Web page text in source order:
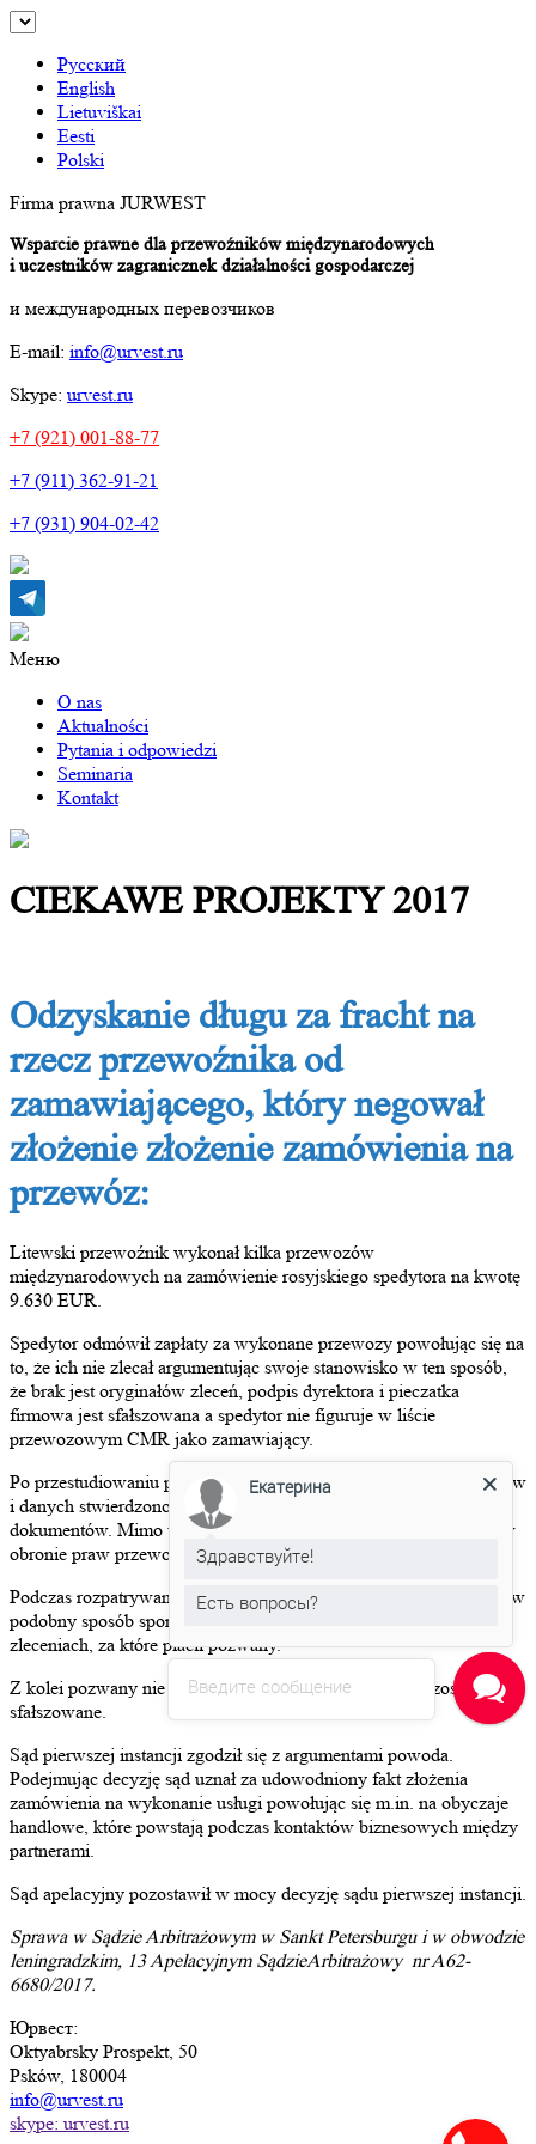
Русский
English
Lietuviškai
Eesti
Polski
Firma prawna JURWEST
Wsparcie prawne dla przewoźników międzynarodowych
i uczestników zagranicznek działalności gospodarczej
и международных перевозчиков
E-mail: info@urvest.ru
Skype: urvest.ru
+7 (921) 001-88-77
+7 (911) 362-91-21
+7 (931) 904-02-42
Меню
O nas
Aktualności
Pytania i odpowiedzi
Seminaria
Kontakt
CIEKAWE PROJEKTY 2017
Odzyskanie długu za fracht na
rzecz przewoźnika od
zamawiającego, który negował
złożenie złożenie zamówienia na
przewóz:
Litewski przewoźnik wykonał kilka przewozów
międzynarodowych na zamówienie rosyjskiego spedytora na kwotę
9.630 EUR.
Spedytor odmówił zapłaty za wykonane przewozy powołując się na
to, że ich nie zlecał argumentując swoje stanowisko w ten sposób,
że brak jest oryginałów zleceń, podpis dyrektora i pieczatka
firmowa jest sfałszowana a spedytor nie figuruje w liście
przewozowym CMR jako zamawiający.
Po przestudiowaniu przedłożonych przez przewoźnika dokumentów
i danych stwierdzono, że przewoźnik nie posiada oryginałów
dokumentów. Mimo tego podjęto decyzję o wystąpieniu do sądu w
obronie praw przewoźnika.
Podczas rozpatrywania sprawy w sądzie powód wskazał na to, że w
podobny sposób sporządzane były dokumenty w poprzednich
zleceniach, za które płacił pozwany.
Z kolei pozwany nie dowodził w sądzie, że dokumenty zostały
sfałszowane.
Sąd pierwszej instancji zgodził się z argumentami powoda.
Podejmując decyzję sąd uznał za udowodniony fakt złożenia
zamówienia na wykonanie usługi powołując się m.in. na obyczaje
handlowe, które powstają podczas kontaktów biznesowych między
partnerami.
Sąd apelacyjny pozostawił w mocy decyzję sądu pierwszej instancji.
Sprawa w Sądzie Arbitrażowym w Sankt Petersburgu i w obwodzie
leningradzkim, 13 Apelacyjnym SądzieArbitrażowy nr A62-
6680/2017.
Юрвест:
Oktyabrsky Prospekt, 50
Psków, 180004
info@urvest.ru
skype: urvest.ru
Введите сообщение
Екатерина
Здравствуйте!
Есть вопросы?